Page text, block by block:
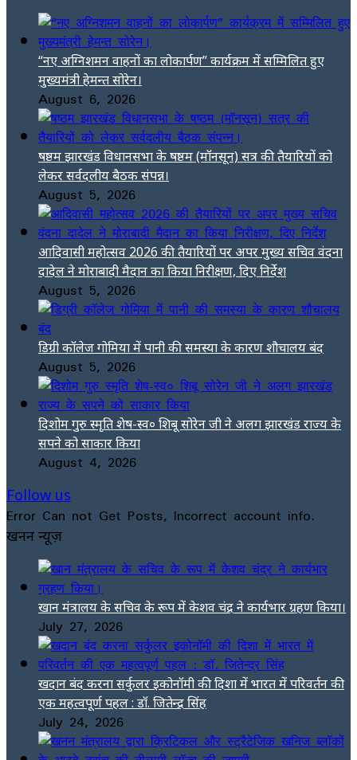
“नए अग्निशमन वाहनों का लोकार्पण” कार्यक्रम में सम्मिलित हुए
मुख्यमंत्री हेमन्त सोरेन।
August 6, 2026
षष्ठम झारखंड विधानसभा के षष्ठम (मॉनसून) सत्र की तैयारियों को
लेकर सर्वदलीय बैठक संपन्न।
August 5, 2026
आदिवासी महोत्सव 2026 की तैयारियों पर अपर मुख्य सचिव वंदना
दादेल ने मोराबादी मैदान का किया निरीक्षण, दिए निर्देश
August 5, 2026
डिग्री कॉलेज गोमिया में पानी की समस्या के कारण शौचालय बंद
August 5, 2026
दिशोम गुरु स्मृति शेष-स्व० शिबू सोरेन जी ने अलग झारखंड राज्य के
सपने को साकार किया
August 4, 2026
Follow us
Error Can not Get Posts, Incorrect account info.
खनन न्यूज़
खान मंत्रालय के सचिव के रूप में केशव चंद्र ने कार्यभार ग्रहण किया।
July 27, 2026
खदान बंद करना सर्कुलर इकोनॉमी की दिशा में भारत में परिवर्तन की
एक महत्वपूर्ण पहल : डॉ. जितेन्द्र सिंह
July 24, 2026